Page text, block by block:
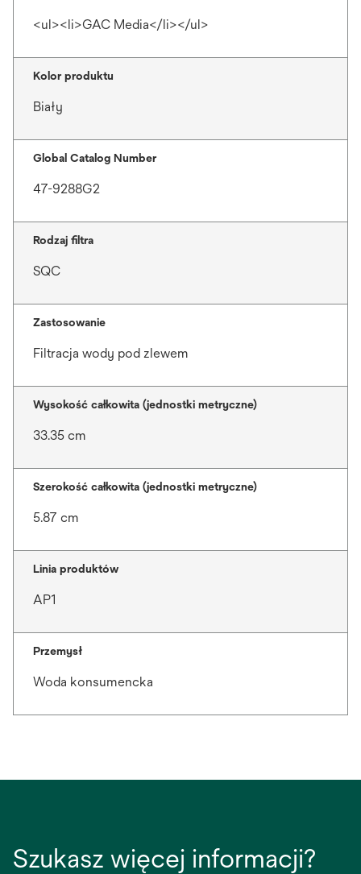
<ul><li>GAC Media</li></ul>
Kolor produktu
Biały
Global Catalog Number
47-9288G2
Rodzaj filtra
SQC
Zastosowanie
Filtracja wody pod zlewem
Wysokość całkowita (jednostki metryczne)
33.35 cm
Szerokość całkowita (jednostki metryczne)
5.87 cm
Linia produktów
AP1
Przemysł
Woda konsumencka
Szukasz więcej informacji?